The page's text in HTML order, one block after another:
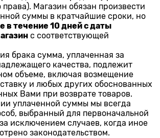
права). Магазин обязан произвести
суммы в кратчайшие сроки, но
в течение 10 дней с даты
с соответствующей
брака сумма, уплаченная за
качества, подлежит
объеме, включая возмещение
и любых других обоснованных
Вами при возврате товаров.
уплаченной суммы мы всегда
выбранный для первоначальной
исключением случаев, когда иное
законодательством.